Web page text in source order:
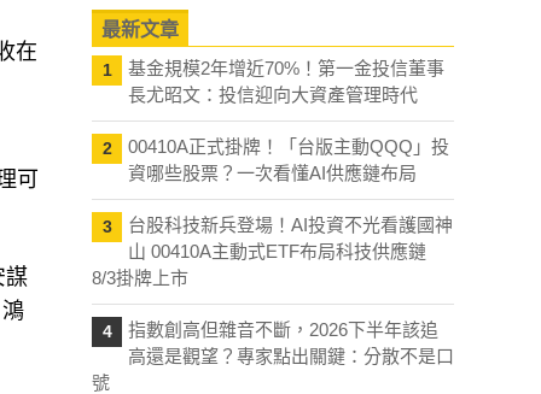
在
可
謀
最新文章
1
基金規模2年增近70%！第一金投信董事
長尤昭文：投信迎向大資產管理時代
2
00410A正式掛牌！「台版主動QQQ」投
資哪些股票？一次看懂AI供應鏈布局
3
台股科技新兵登場！AI投資不光看護國神
山 00410A主動式ETF布局科技供應鏈
8/3掛牌上市
4
指數創高但雜音不斷，2026下半年該追
高還是觀望？專家點出關鍵：分散不是口
號